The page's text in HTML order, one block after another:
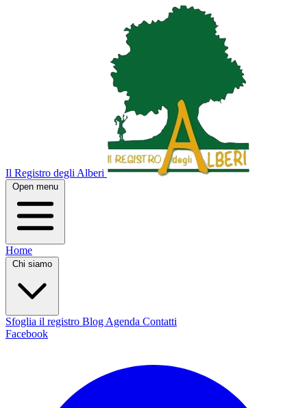
Il Registro degli Alberi
Open menu
Home
Chi siamo
Sfoglia il registro Blog Agenda Contatti
Facebook